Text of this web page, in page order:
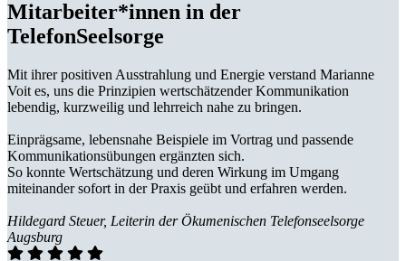
Mitarbeiter*innen in der
TelefonSeelsorge
Mit ihrer positiven Ausstrahlung und Energie verstand Marianne
Voit es, uns die Prinzipien wertschätzender Kommunikation
lebendig, kurzweilig und lehrreich nahe zu bringen.
Einprägsame, lebensnahe Beispiele im Vortrag und passende
Kommunikationsübungen ergänzten sich.
So konnte Wertschätzung und deren Wirkung im Umgang
miteinander sofort in der Praxis geübt und erfahren werden.
Hildegard Steuer, Leiterin der Ökumenischen Telefonseelsorge
Augsburg